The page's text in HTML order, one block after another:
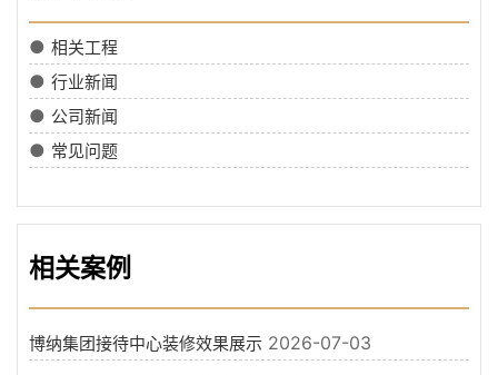
● 相关工程
● 行业新闻
● 公司新闻
● 常见问题
相关案例
博纳集团接待中心装修效果展示 2026-07-03